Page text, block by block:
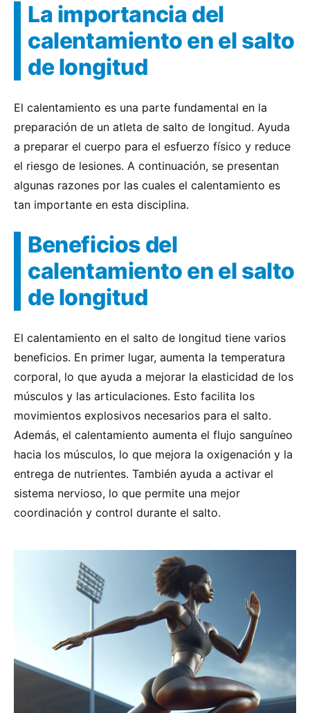
La importancia del
calentamiento en el salto
de longitud
El calentamiento es una parte fundamental en la
preparación de un atleta de salto de longitud. Ayuda
a preparar el cuerpo para el esfuerzo físico y reduce
el riesgo de lesiones. A continuación, se presentan
algunas razones por las cuales el calentamiento es
tan importante en esta disciplina.
Beneficios del
calentamiento en el salto
de longitud
El calentamiento en el salto de longitud tiene varios
beneficios. En primer lugar, aumenta la temperatura
corporal, lo que ayuda a mejorar la elasticidad de los
músculos y las articulaciones. Esto facilita los
movimientos explosivos necesarios para el salto.
Además, el calentamiento aumenta el flujo sanguíneo
hacia los músculos, lo que mejora la oxigenación y la
entrega de nutrientes. También ayuda a activar el
sistema nervioso, lo que permite una mejor
coordinación y control durante el salto.